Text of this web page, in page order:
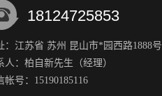
18124725853
：江苏省 苏州 昆山市*园西路1888号
人：柏自新先生 （经理）
帐号：15190185116